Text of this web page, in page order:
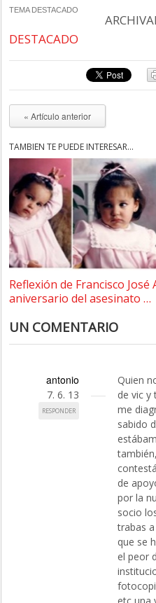
TEMA DESTACADO
DESTACADO
« Artículo anterior
TAMBIÉN TE PUEDE INTERESAR...
Reflexión de Francisco José
aniversario del asesinato …
UN COMENTARIO
antonio
7. 6. 13
RESPONDER
Quien
de vic y
me
sabido
de
por la
socio
trabas
que se
el peor
etc una